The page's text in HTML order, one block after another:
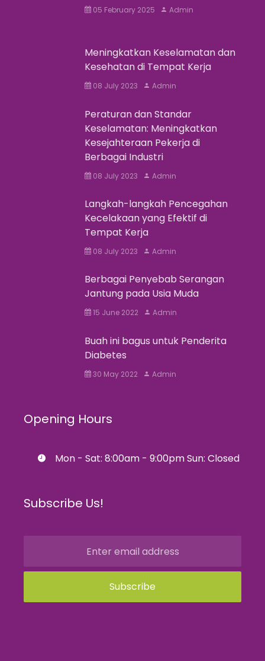
05 February 2025 Admin
Meningkatkan Keselamatan dan
Kesehatan di Tempat Kerja
08 July 2023 Admin
Peraturan dan Standar
Keselamatan: Meningkatkan
Kesejahteraan Pekerja di
Berbagai Industri
08 July 2023 Admin
Langkah-langkah Pencegahan
Kecelakaan yang Efektif di
Tempat Kerja
08 July 2023 Admin
Berbagai Penyebab Serangan
Jantung pada Usia Muda
15 June 2022 Admin
Buah ini bagus untuk Penderita
Diabetes
30 May 2022 Admin
Opening Hours
Mon - Sat: 8:00am - 9:00pm Sun: Closed
Subscribe Us!